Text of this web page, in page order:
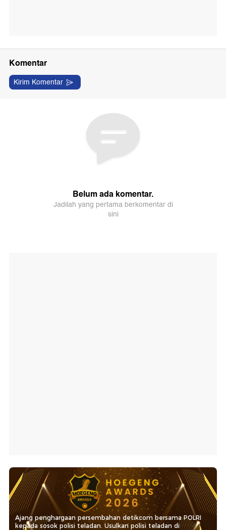
Ajang penghargaan persembahan detikcom bersama POLRI
kepada sosok polisi teladan. Usulkan polisi teladan di